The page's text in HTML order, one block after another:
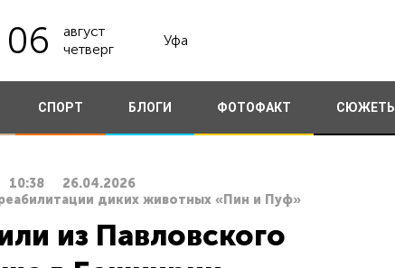
06
август
четверг
Уфа
СПОРТ БЛОГИ ФОТОФАКТ СЮЖЕТЫ
10:38
26.04.2026
диких животных «Пин и Пуф»
из Павловского